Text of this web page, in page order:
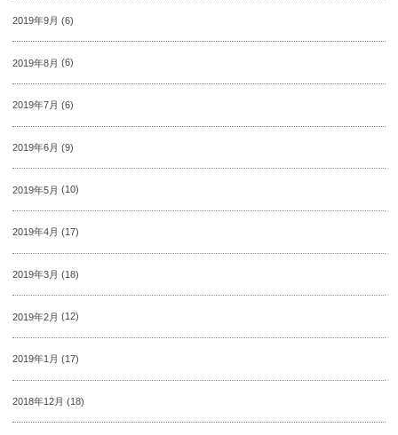
2019年9月 (6)
2019年8月 (6)
2019年7月 (6)
2019年6月 (9)
2019年5月 (10)
2019年4月 (17)
2019年3月 (18)
2019年2月 (12)
2019年1月 (17)
2018年12月 (18)